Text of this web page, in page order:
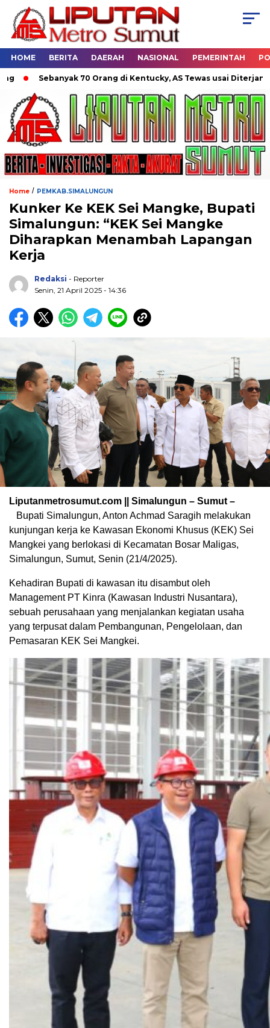
HOME BERITA DAERAH NASIONAL PEMERINTAH
70 Orang di Kentucky, AS Tewas usai Diterjang Tornado
Home / PEMKAB.SIMALUNGUN
Kunker Ke KEK Sei Mangke, Bupati
Simalungun: “KEK Sei Mangke
Diharapkan Menambah Lapangan
Kerja
Redaksi - Reporter
Senin, 21 April 2025 - 14:36
Liputanmetrosumut.com || Simalungun – Sumut –
Bupati Simalungun, Anton Achmad Saragih melakukan
kunjungan kerja ke Kawasan Ekonomi Khusus (KEK) Sei
Mangkei yang berlokasi di Kecamatan Bosar Maligas,
Simalungun, Sumut, Senin (21/4/2025).
Kehadiran Bupati di kawasan itu disambut oleh
Management PT Kinra (Kawasan Industri Nusantara),
sebuah perusahaan yang menjalankan kegiatan usaha
yang terpusat dalam Pembangunan, Pengelolaan, dan
Pemasaran KEK Sei Mangkei.